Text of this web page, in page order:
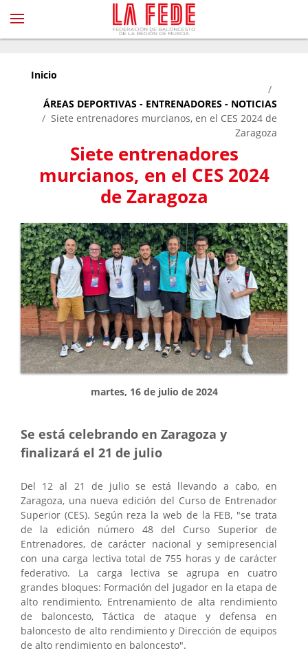
Siete entrenadores
murcianos, en el CES 2024
de Zaragoza
Inicio
ÁREAS DEPORTIVAS - ENTRENADORES - NOTICIAS
Siete entrenadores murcianos, en el CES 2024 de
Zaragoza
martes, 16 de julio de 2024
Se está celebrando en Zaragoza y
finalizará el 21 de julio
Del 12 al 21 de julio se está llevando a cabo, en
Zaragoza, una nueva edición del Curso de Entrenador
Superior (CES). Según reza la web de la FEB, "se trata
de la edición número 48 del Curso Superior de
Entrenadores, de carácter nacional y semipresencial
con una carga lectiva total de 755 horas y de carácter
federativo. La carga lectiva se agrupa en cuatro
grandes bloques: Formación del jugador en la etapa de
alto rendimiento, Entrenamiento de alta rendimiento
de baloncesto, Táctica de ataque y defensa en
baloncesto de alto rendimiento y Dirección de equipos
de alto rendimiento en baloncesto".